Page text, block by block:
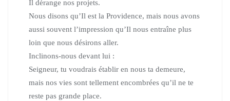
Il dérange nos projets.
Nous disons qu’Il est la Providence, mais nous avons
aussi souvent l’impression qu’Il nous entraîne plus
loin que nous désirons aller.
Inclinons-nous devant lui :
Seigneur, tu voudrais établir en nous ta demeure,
mais nos vies sont tellement encombrées qu’il ne te
reste pas grande place.